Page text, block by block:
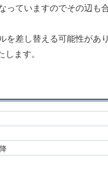
っていますのでその辺も
を差し替える可能性があ
ます。